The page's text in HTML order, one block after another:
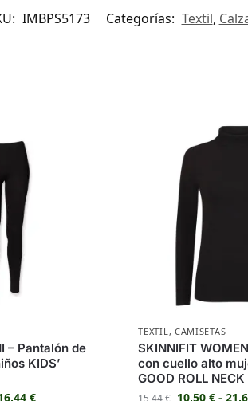
IMBPS5173 Categorías: Textil,
– Pantalón de
KIDS’
€
TEXTIL, CAMISETAS
SKINNIFIT
con cuello alto
GOOD ROLL NECK
15,44€ 10,50€ -